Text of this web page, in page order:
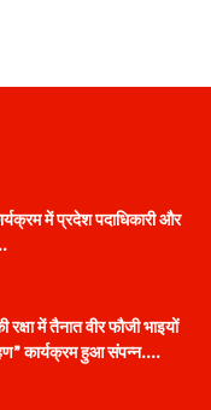
में प्रदेश पदाधिकारी और
में तैनात वीर फौजी भाइयों
कार्यक्रम हुआ संपन्न….